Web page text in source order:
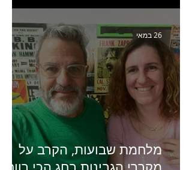
מחבר הספר "מסע פרסום:
פרקים בחיי הפרסום
מלחמת שבועות, הקרב על
26 במאי